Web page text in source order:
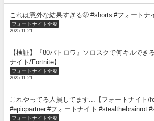
これは意外な結果すぎる🫢 #shorts #フォートナ
フォートナイト全般
2025.11.21
【検証】『80バトロワ』ソロスクで何キルでき
ナイト/Fortnite】
フォートナイト全般
2025.11.21
これやってる人損してます...【フォートナイト/
#epicpartner #フォートナイト #stealthebrainrot
フォートナイト全般